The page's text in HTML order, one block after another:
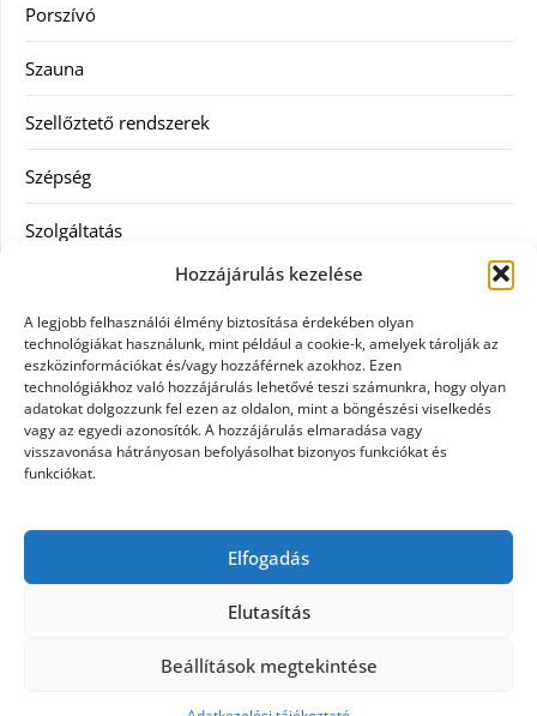
Hozzájárulás kezelése
A legjobb felhasználói élmény biztosítása érdekében olyan
technológiákat használunk, mint például a cookie-k, amelyek tárolják az
eszközinformációkat és/vagy hozzáférnek azokhoz. Ezen
technológiákhoz való hozzájárulás lehetővé teszi számunkra, hogy olyan
adatokat dolgozzunk fel ezen az oldalon, mint a böngészési viselkedés
vagy az egyedi azonosítók. A hozzájárulás elmaradása vagy
visszavonása hátrányosan befolyásolhat bizonyos funkciókat és
funkciókat.
Elfogadás
Elutasítás
Beállítások megtekintése
Porszívó
Szauna
Szellőztető rendszerek
Szépség
Szolgáltatás
Televízió
Vásárlás
Webshop
general kivitelező
Theme